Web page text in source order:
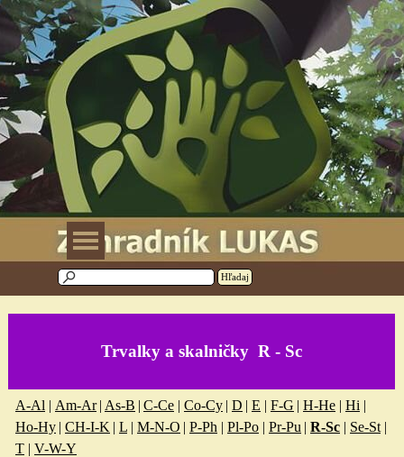
Prejsť na obsah
Hľadaj
Preskočiť menu
Trvalky a skalničkyR - Sc
A-Al | Am-Ar | As-B | C-Ce | Co-Cy | D | E | F-G | H-He | Hi |
Ho-Hy | CH-I-K | L | M-N-O | P-Ph | Pl-Po | Pr-Pu | R-Sc | Se-St |
T | V-W-Y